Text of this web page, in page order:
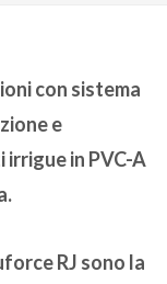
con sistema
e
in PVC-A
RJ sono la